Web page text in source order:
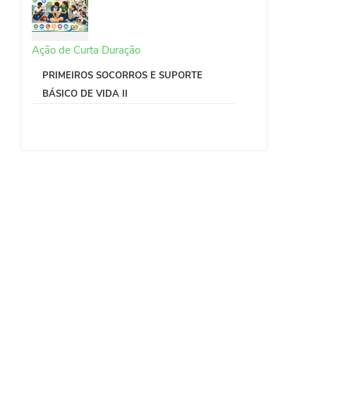
Ação de Curta Duração
PRIMEIROS SOCORROS E SUPORTE
BÁSICO DE VIDA II